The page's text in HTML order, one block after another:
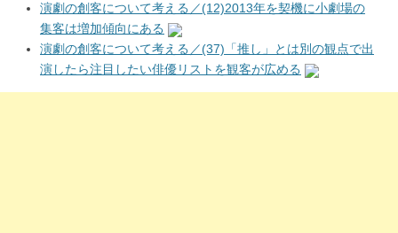
演劇の創客について考える／(12)2013年を契機に小劇場の
集客は増加傾向にある
演劇の創客について考える／(37)「推し」とは別の観点で出
演したら注目したい俳優リストを観客が広める